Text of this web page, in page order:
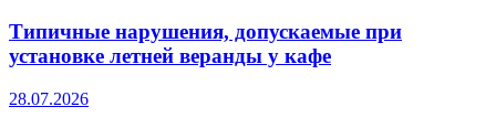
Типичные нарушения, допускаемые при
установке летней веранды у кафе
28.07.2026